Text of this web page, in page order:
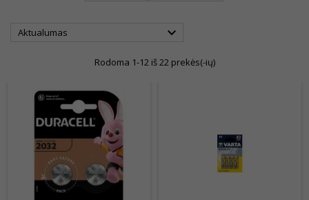
Aktualumas 
Rodoma 1-12 iš 22 prekės(-ių)